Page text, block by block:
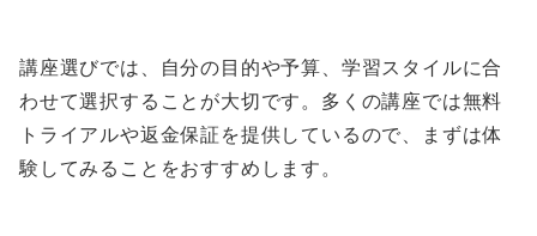
講座選びでは、自分の目的や予算、学習スタイルに合
わせて選択することが大切です。多くの講座では無料
トライアルや返金保証を提供しているので、まずは体
験してみることをおすすめします。